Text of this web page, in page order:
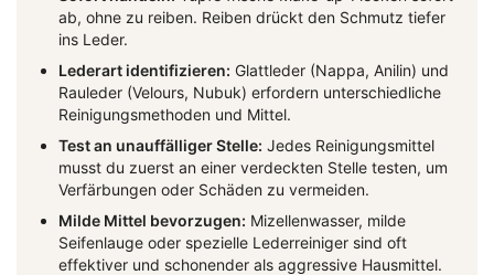
ab, ohne zu reiben. Reiben drückt den Schmutz tiefer
ins Leder.
Lederart identifizieren: Glattleder (Nappa, Anilin) und
Rauleder (Velours, Nubuk) erfordern unterschiedliche
Reinigungsmethoden und Mittel.
Test an unauffälliger Stelle: Jedes Reinigungsmittel
musst du zuerst an einer verdeckten Stelle testen, um
Verfärbungen oder Schäden zu vermeiden.
Milde Mittel bevorzugen: Mizellenwasser, milde
Seifenlauge oder spezielle Lederreiniger sind oft
effektiver und schonender als aggressive Hausmittel.